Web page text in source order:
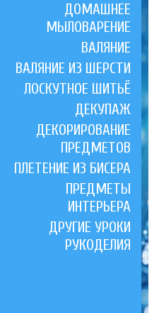
ДОМАШНЕЕ
МЫЛОВАРЕНИЕ
ВАЛЯНИЕ
ВАЛЯНИЕ ИЗ ШЕРСТИ
ЛОСКУТНОЕ ШИТЬЁ
ДЕКУПАЖ
ДЕКОРИРОВАНИЕ
ПРЕДМЕТОВ
ПЛЕТЕНИЕ ИЗ БИСЕРА
ПРЕДМЕТЫ
ИНТЕРЬЕРА
ДРУГИЕ УРОКИ
РУКОДЕЛИЯ